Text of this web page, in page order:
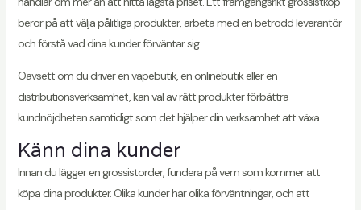
beror på att välja pålitliga produkter, arbeta med en betrodd leverantör
och förstå vad dina kunder förväntar sig.
Oavsett om du driver en vapebutik, en onlinebutik eller en
distributionsverksamhet, kan val av rätt produkter förbättra
kundnöjdheten samtidigt som det hjälper din verksamhet att växa.
Känn dina kunder
Innan du lägger en grossistorder, fundera på vem som kommer att
köpa dina produkter. Olika kunder har olika förväntningar, och att